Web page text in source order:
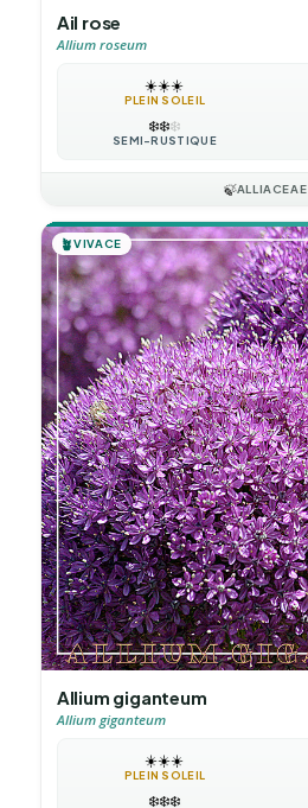
Ail rose
Allium roseum
☀️☀️☀️
PLEIN SOLEIL
❄️❄️❄️
SEMI-RUSTIQUE
🍃ALLIACEAE
🪴VIVACE
Allium giganteum
Allium giganteum
☀️☀️☀️
PLEIN SOLEIL
❄️❄️❄️